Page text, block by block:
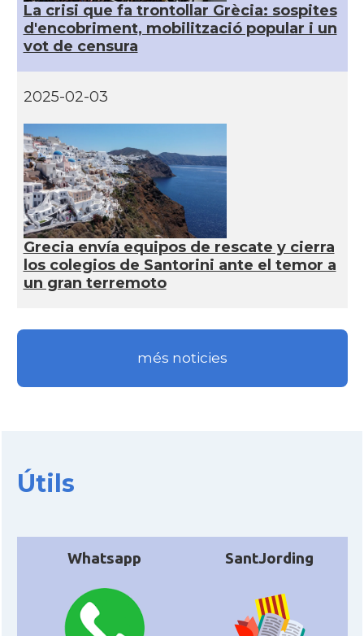
La crisi que fa trontollar Grècia: sospites
d'encobriment, mobilització popular i un
vot de censura
2025-02-03
Grecia envía equipos de rescate y cierra
los colegios de Santorini ante el temor a
un gran terremoto
més noticies
Útils
Whatsapp SantJording